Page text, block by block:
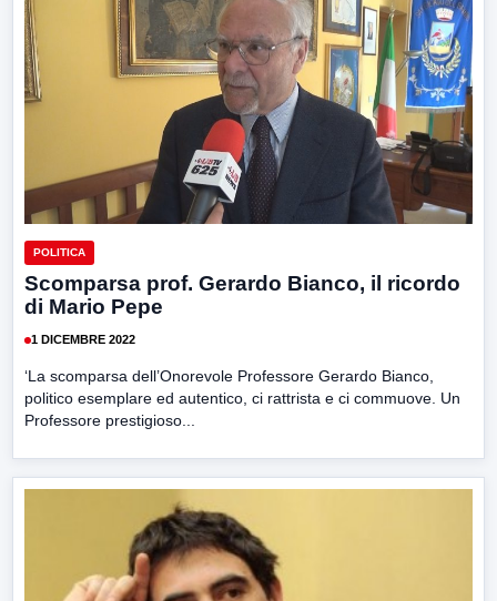
POLITICA
Scomparsa prof. Gerardo Bianco, il ricordo
di Mario Pepe
1 DICEMBRE 2022
‘La scomparsa dell’Onorevole Professore Gerardo Bianco,
politico esemplare ed autentico, ci rattrista e ci commuove. Un
Professore prestigioso...